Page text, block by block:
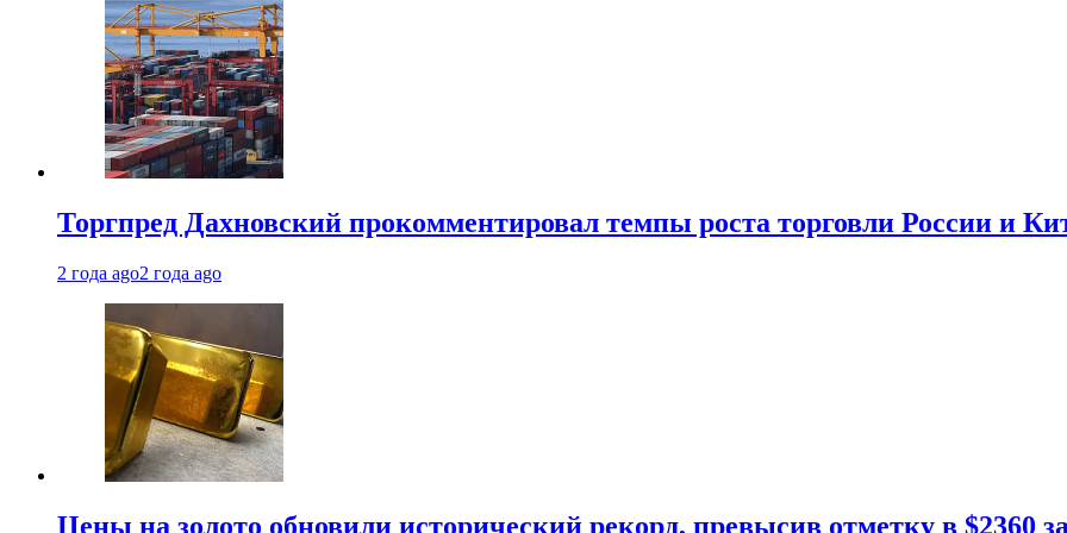
Торгпред Дахновский прокомментировал темпы роста торговли России и
2 года ago2 года ago
Цены на золото обновили исторический рекорд, превысив отметку в $2360